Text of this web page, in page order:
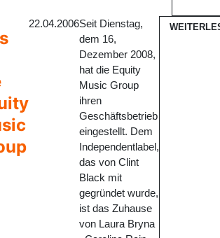
22.04.2006Seit Dienstag,
dem 16,
Dezember 2008,
hat die Equity
Music Group
ihren
Geschäftsbetrieb
eingestellt. Dem
Independentlabel,
das von Clint
Black mit
gegründet wurde,
ist das Zuhause
von Laura Bryna